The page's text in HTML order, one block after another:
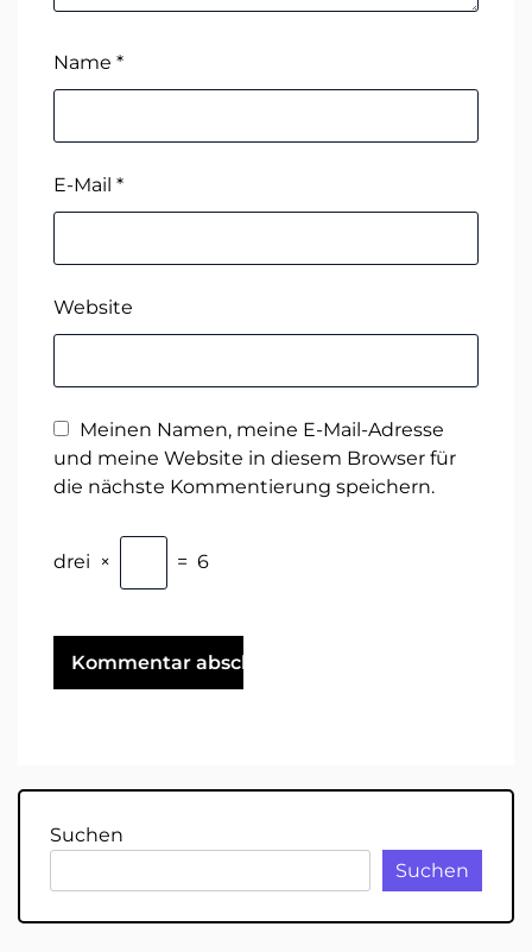
Name *
E-Mail *
Website
Meinen Namen, meine E-Mail-Adresse
und meine Website in diesem Browser für
die nächste Kommentierung speichern.
drei × = 6
Suchen
Suchen